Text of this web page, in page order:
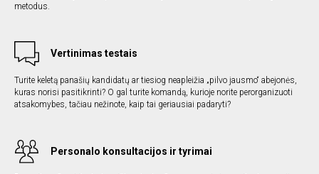
metodus.
Vertinimas testais
Turite keletą panašių kandidatų ar tiesiog neapleižia „pilvo jausmo“ abejonės,
kuras norisi pasitikrinti? O gal turite komandą, kurioje norite perorganizuoti
atsakomybes, tačiau nežinote, kaip tai geriausiai padaryti?
Personalo konsultacijos ir tyrimai